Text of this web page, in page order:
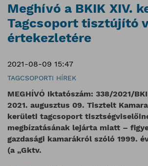
Meghívó a BKIK XIV.
Tagcsoport tisztújító
értekezletére
2021-08-09 15:47
TAGCSOPORTI HÍREK
MEGHÍVÓ Iktatószám: 338/2021/
2021. augusztus 09. Tisztelt
kerületi tagcsoport
megbízatásának lejárta miatt –
gazdasági kamarákról szóló 1999.
(a „Gktv.